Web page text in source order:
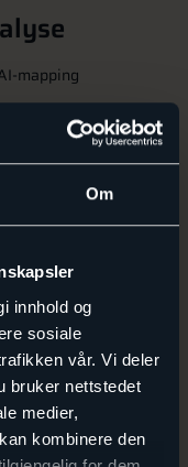
Om
innhold og
sosiale
vår. Vi deler
bruker nettstedet
medier,
kombinere den
mapping